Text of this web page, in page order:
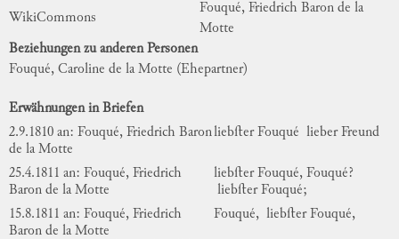
WikiCommons
Fouqué, Friedrich Baron de la
Motte
Beziehungen zu anderen Personen
Fouqué, Caroline de la Motte (Ehepartner)
Erwähnungen in Briefen
2.9.1810 an: Fouqué, Friedrich Baron
de la Motte
liebſter Fouqué lieber Freund
25.4.1811 an: Fouqué, Friedrich
Baron de la Motte
liebſter Fouqué, Fouqué?
liebſter Fouqué;
15.8.1811 an: Fouqué, Friedrich
Baron de la Motte
Fouqué, liebſter Fouqué,